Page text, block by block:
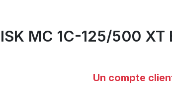
MC 1C-125/500 XT
Un compte